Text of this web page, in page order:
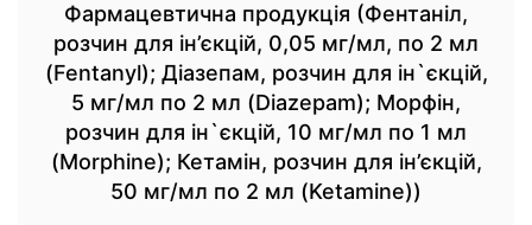
Фармацевтична продукція (Фентаніл,
розчин для ін’єкцій, 0,05 мг/мл, по 2 мл
(Fentanyl); Діазепам, розчин для ін`єкцій,
5 мг/мл по 2 мл (Diazepam); Морфін,
розчин для ін`єкцій, 10 мг/мл по 1 мл
(Morphine); Кетамін, розчин для ін’єкцій,
50 мг/мл по 2 мл (Ketamine))